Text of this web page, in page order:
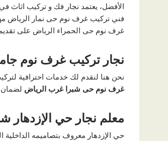
الأفضل، يعتمد نجار فك و تركيب اثاث
فني تركيب غرف نوم حى نمار الرياض
غرف نوم حى الحمراء الرياض على
نجار تركيب غرف نوم
نحن هنا لنقدم لك خدمات احترافية
غرف نوم حى شبرا غرب الرياض لضمان
معلم نجار حي الإزدهار
حي الإزدهار معروف بتصاميمه الداخلية